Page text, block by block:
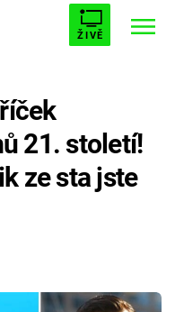
ŽIVĚ
5
21. století!
ze sta jste